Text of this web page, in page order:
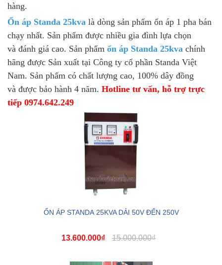
hàng.
Ổn áp Standa 25kva là dòng sản phẩm ổn áp 1 pha bán
chạy nhất. Sản phẩm được nhiều gia đình lựa chọn
và đánh giá cao. Sản phẩm ổn áp Standa 25kva chính
hãng được Sản xuất tại Công ty cổ phần Standa Việt
Nam. Sản phẩm có chất lượng cao, 100% dây đồng
và được bảo hành 4 năm. Hotline tư vấn, hỗ trợ trực
tiếp 0974.642.249
ỔN ÁP STANDA 25KVA DẢI 50V ĐẾN 250V
13.600.000₫ 15.000.000₫